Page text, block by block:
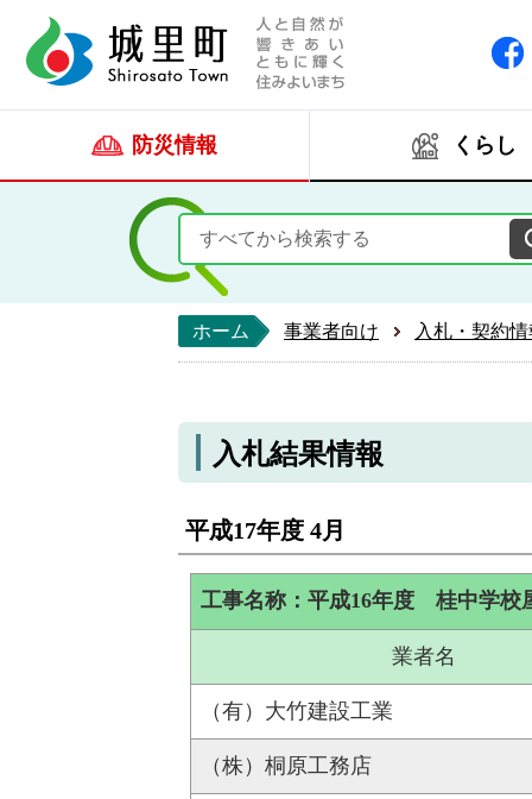
防災情報 くらし
ホーム 事業者向け 入札・契約
入札結果情報
平成17年度 4月
工事名称：平成16年度 桂中学校
業者名
（有）大竹建設工業
（株）桐原工務店